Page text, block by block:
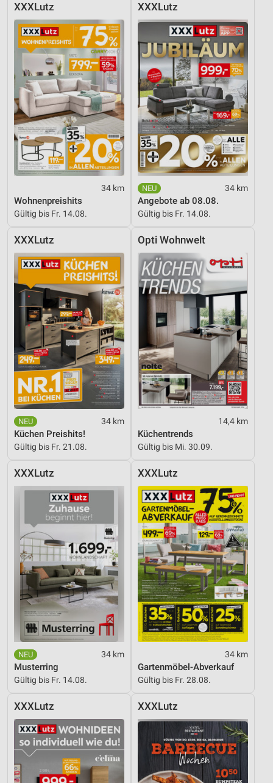
XXXLutz
34 km
Wohnenpreishits
Gültig bis Fr. 14.08.
XXXLutz
34 km
Angebote ab 08.08.
Gültig bis Fr. 14.08.
XXXLutz
34 km
Küchen Preishits!
Gültig bis Fr. 21.08.
Opti Wohnwelt
14,4 km
Küchentrends
Gültig bis Mi. 30.09.
XXXLutz
34 km
Musterring
Gültig bis Fr. 14.08.
XXXLutz
34 km
Gartenmöbel-Abverkauf
Gültig bis Fr. 28.08.
XXXLutz XXXLutz